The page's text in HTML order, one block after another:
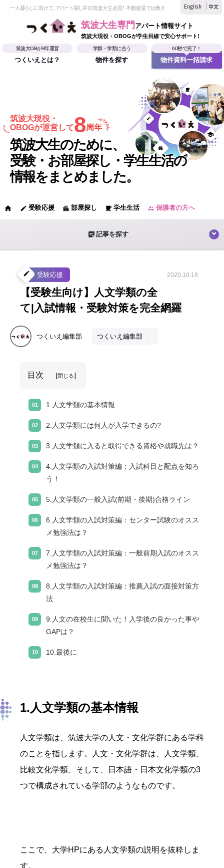
一人暮らしに向けて、アパート探し中の筑波大生必見！ 不動産屋では教えてくれない、筑波大生なら
English 中文
筑波大生専門 アパート情報サイト
筑波大現役・OBOGが学生目線で安心サポート!
筑波大OBが8年運営
つくいえとは？
学群・学類に合う
物件を探す
60秒で完了！
物件資料一括請求
筑波大現役・
OBOGが運営して8周年
筑波大生のために、
受験・お部屋探し・学生生活の
情報をまとめました。
home edit 受験応援 apartment 部屋探し local_cafe 学生生活 supervisor_account 保護者の方へ
sticky_note_2 記事を探す
create 受験応援 2020.10.18
【受験生向け】人文学類の全
て|入試情報・受験対策を完全網羅
つくいえ編集部 つくいえ編集部
目次 [閉じる]
1.人文学類の基本情報
2.人文学類には何人が入学できるの?
3.人文学類に入ると取得できる資格や就職先は？
4.人文学類の入試対策編：入試科目と配点を知ろ
う！
5.人文学類の一般入試(前期・後期)合格ライン
6.人文学類の入試対策編：センター試験のオスス
メ勉強法は？
7.人文学類の入試対策編：一般前期入試のオスス
メ勉強法は？
8.人文学類の入試対策編：推薦入試の面接対策方
法
9.人文の在校生に聞いた！入学後の良かった事や
GAPは？
10.最後に
1.人文学類の基本情報
人文学類は、筑波大学の人文・文化学群にある学科
のことを指します。人文・文化学群は、人文学類、
比較文化学類、そして、日本語・日本文化学類の3
つで構成されている学部のようなものです。
ここで、大学HPにある人文学類の説明を抜粋しま
す。